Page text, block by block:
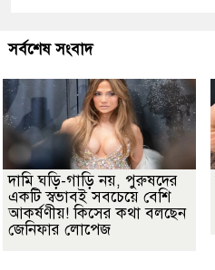
সর্বশেষ সংবাদ
দামি ঘড়ি-গাড়ি নয়, পুরুষদের
একটি স্বভাবই সবচেয়ে বেশি
আকর্ষণীয়! কিসের কথা বলছেন
জেনিফার লোপেজ